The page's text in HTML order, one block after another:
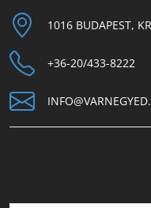
1016 BUDAPEST,
+36-20/433-8222